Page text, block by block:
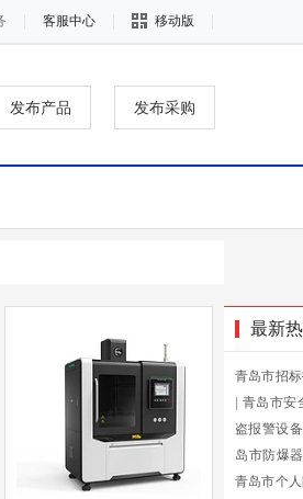
客服中心 移动版
发布产品 发布采购
最新
青岛市招
青岛市安
盗报警设备
岛市防爆
青岛市个